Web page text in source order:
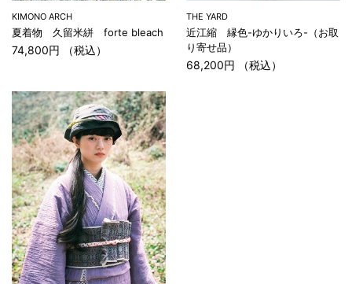
KIMONO ARCH
夏着物 久留米絣 forte bleach
74,800円 （税込）
THE YARD
近江縮 縁色-ゆかりいろ-（お取
り寄せ品）
68,200円 （税込）